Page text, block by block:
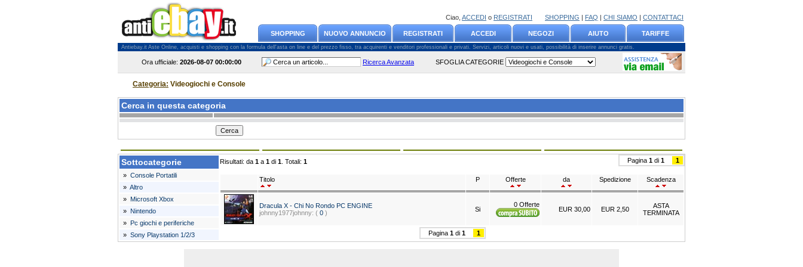
Ciao, ACCEDI o REGISTRATI SHOPPING | FAQ | CHI SIAMO | CONTATTACI
SHOPPING NUOVO ANNUNCIO REGISTRATI ACCEDI NEGOZI AIUTO TARIFFE
Antiebay.it Aste Online, acquisti e shopping con la formula dell'asta on line e del prezzo fisso, tra acquirenti e venditori professionali e privati. Servizi, articoli nuovi e usati, possibilità di inserire annunci gratis.
Ora ufficiale: 2026-08-07 00:00:00 Ricerca Avanzata SFOGLIA CATEGORIE
Categoria: Videogiochi e Console
Cerca in questa categoria
Sottocategorie
» Console Portatili
» Altro
» Microsoft Xbox
» Nintendo
» Pc giochi e periferiche
» Sony Playstation 1/2/3
Pagina 1 di 1 1
Risultati: da 1 a 1 di 1 . Totali: 1
Titolo P Offerte da Spedizione Scadenza
Dracula X - Chi No Rondo PC ENGINE
johnny1977johnny: ( 0 ) Si
0 Offerte
EUR 30,00 EUR 2,50
ASTA
TERMINATA
Pagina 1di 1 1